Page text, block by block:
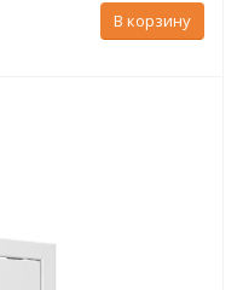
В корзину